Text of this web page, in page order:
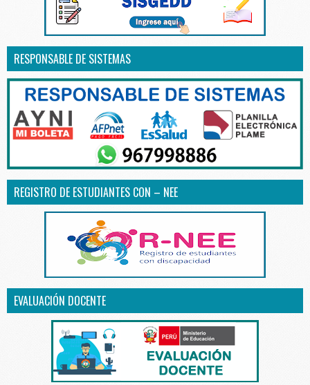
RESPONSABLE DE SISTEMAS
REGISTRO DE ESTUDIANTES CON – NEE
EVALUACIÓN DOCENTE